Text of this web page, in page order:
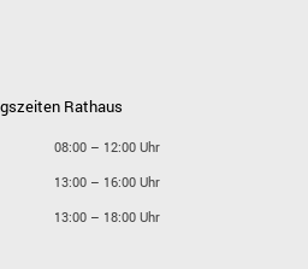
Rathaus
08:00 – 12:00 Uhr
13:00 – 16:00 Uhr
13:00 – 18:00 Uhr